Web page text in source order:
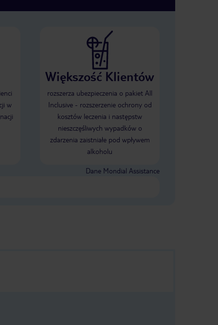
w
Większość Klientów
rozszerza ubezpieczenia o pakiet All
Inclusive - rozszerzenie ochrony od
kosztów leczenia i następstw
nieszczęśliwych wypadków o
zdarzenia zaistniałe pod wpływem
alkoholu
Dane Mondial Assistance